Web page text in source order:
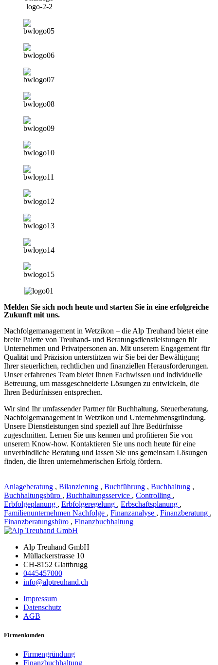
Melden Sie sich noch heute und starten Sie in eine erfolgreiche
Zukunft mit uns.
Nachfolgemanagement in Wetzikon – die Alp Treuhand bietet eine
breite Palette von Treuhand- und Beratungsdienstleistungen für
Unternehmen und Privatpersonen an. Mit unserem Engagement für
Qualität und Präzision unterstützen wir Sie bei der Bewältigung
Ihrer steuerlichen, rechtlichen und finanziellen Herausforderungen.
Unser erfahrenes Team bietet Ihnen Fachwissen und individuelle
Betreuung, um massgeschneiderte Lösungen zu entwickeln, die
Ihren Bedürfnissen entsprechen.
Wir sind Ihr umfassender Partner für Buchhaltung, Steuerberatung,
Nachfolgemanagement in Wetzikon und Unternehmensgründung.
Unsere Dienstleistungen sind speziell auf Ihre Bedürfnisse
zugeschnitten. Lernen Sie uns kennen und profitieren Sie von
unserem Know-how. Kontaktieren Sie uns noch heute für eine
unverbindliche Beratung und lassen Sie uns gemeinsam Lösungen
finden, die Ihren unternehmerischen Erfolg fördern.
Anlageberatung , Bilanzierung , Buchführung , Buchhaltung ,
Buchhaltungsbüro , Buchhaltungsservice , Controlling ,
Erbfolgeplanung , Erbfolgeregelung , Erbschaftsplanung ,
Familienunternehmen Nachfolge , Finanzanalyse , Finanzberatung ,
Finanzberatungsbüro , Finanzbuchhaltung
Alp Treuhand GmbH
Müllackerstrasse 10
CH-8152 Glattbrugg
0445457000
info@alptreuhand.ch
Impressum
Datenschutz
AGB
Firmenkunden
Firmengründung
Finanzbuchhaltung